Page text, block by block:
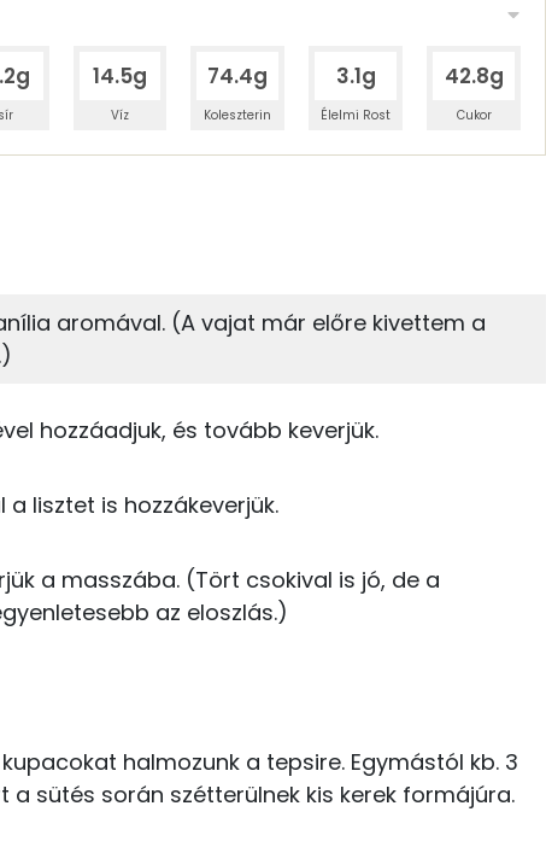
14.5g
Víz
74.4g
Koleszterin
3.1g
Élelmi Rost
42.8g
Cukor
12 kcal
144 kcal
159 kcal
Kolin:
Niacin - B3 vitamin:
E vitamin:
aromával. (A vajat már előre kivettem a
hozzáadjuk, és tovább keverjük.
lisztet is hozzákeverjük.
a masszába. (Tört csokival is jó, de a
az eloszlás.)
halmozunk a tepsire. Egymástól kb. 3
sütés során szétterülnek kis kerek formájúra.